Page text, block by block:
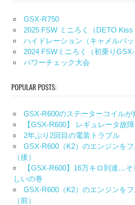
GSX-R750
2025 FSW ミニろく（DETO Kiss
ハイドレーション（キャメルバッ
2024 FSWミニろく（初乗りGSX-
パワーチェック大会
POPULAR POSTS:
GSX-R600のステーターコイルが
【GSX-R600】 レギュレータ故障
2年ぶり2回目の電装トラブル
GSX-R600（K2）のエンジンを
（後）
【GSX-R600】16万キロ到達…
しいの巻
GSX-R600（K2）のエンジンを
（前）